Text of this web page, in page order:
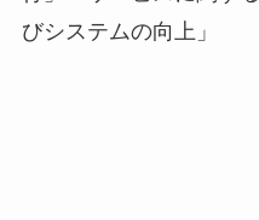
びシステムの向上」